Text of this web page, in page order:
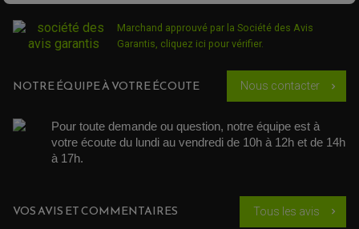
PNEUMATIQUE
CHAMBRE A AIR
COUVRE CARTER ET SLIDER
PROTECTION RADIATEUR
PROTECTION FOURCHE ET BRAS OSCILLANT
PROTECTION SILENCIEUX
PROTECTION LEVIER
ROULEMENT MOTO
NOS MARQUES
ACCESSOIRE SCOOTER APRILIA
ACCESSOIRE SCOOTER BMW
ACCESSOIRE SCOOTER GILERA
ACCESSOIRE SCOOTER HONDA
ACCESSOIRE SCOOTER KYMCO
ACCESSOIRE SCOOTER MBK
ACCESSOIRE SCOOTER SUZUKI
ACCESSOIRE ATELIER QUAD
OUTILLAGE QUAD
SUSPENSION
JOINT SPY
Marchand approuvé par la Société des Avis
Garantis, cliquez ici pour vérifier.
NOTRE ÉQUIPE À VOTRE ÉCOUTE Nous contacter chevron_right
Pour toute demande ou question, notre équipe est à
votre écoute du lundi au vendredi de 10h à 12h et de 14h
à 17h.
VOS AVIS ET COMMENTAIRES Tous les avis chevron_right